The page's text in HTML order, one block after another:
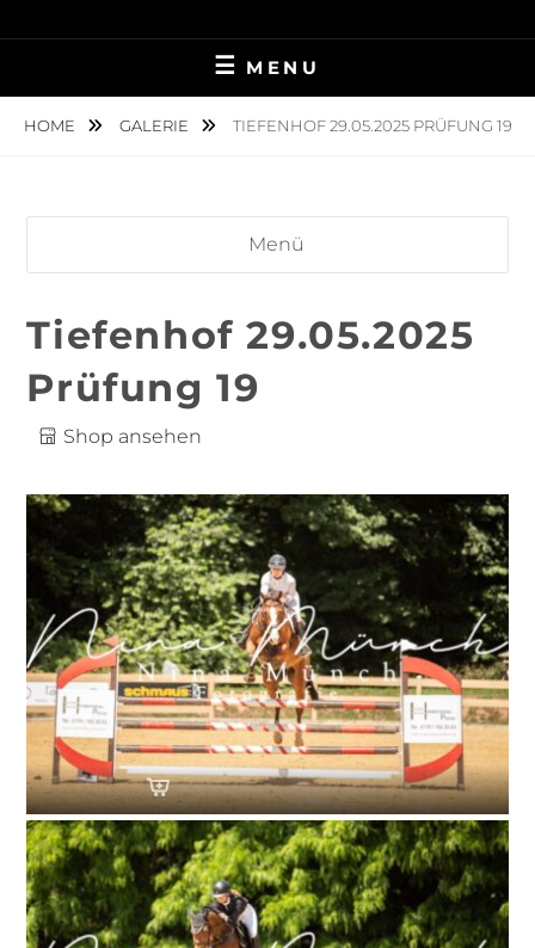
to
NINA MÜNCH
FOTOGRAFIE
MENU
HOME GALERIE TIEFENHOF 29.05.2025 PRÜFUNG 19
Menü
Tiefenhof 29.05.2025
Prüfung 19
Shop ansehen